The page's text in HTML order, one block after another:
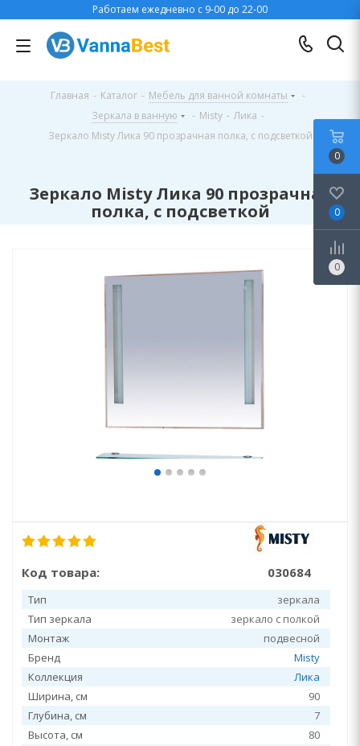
Работаем ежедневно с 9-00 до 22-00
Главная - Каталог - Мебель для ванной комнаты
-
Зеркала в ванную
- Misty - Лика -
Зеркало Misty Лика 90 прозрачная полка, с подсветкой
Зеркало Misty Лика 90 прозрачная
полка, с подсветкой
Код товара: 030684
Тип
зеркала
Тип зеркала
зеркало с полкой
Монтаж
подвесной
Бренд
Misty
Коллекция
Лика
Ширина, см
90
Глубина, см
7
Высота, см
80
0
0
0